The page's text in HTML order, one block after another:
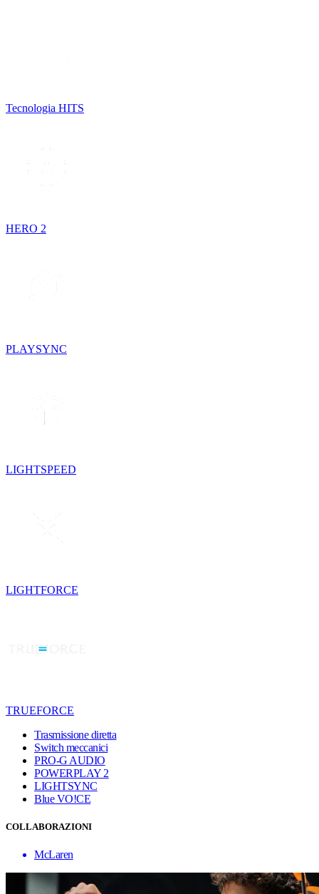
Tecnologia HITS
HERO 2
PLAYSYNC
LIGHTSPEED
LIGHTFORCE
TRUEFORCE
Trasmissione diretta
Switch meccanici
PRO-G AUDIO
POWERPLAY 2
LIGHTSYNC
Blue VO!CE
COLLABORAZIONI
McLaren